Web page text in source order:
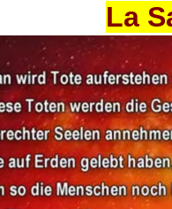
La